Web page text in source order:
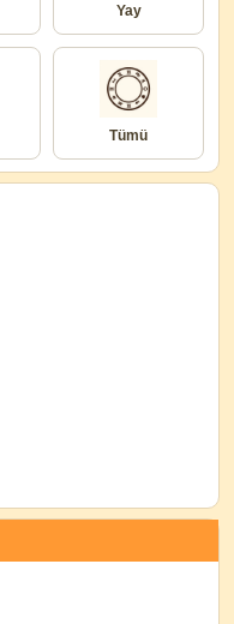
Yay
Tümü